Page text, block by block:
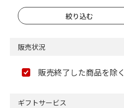
販売状況
販売終了した商品を除く
ギフトサービス